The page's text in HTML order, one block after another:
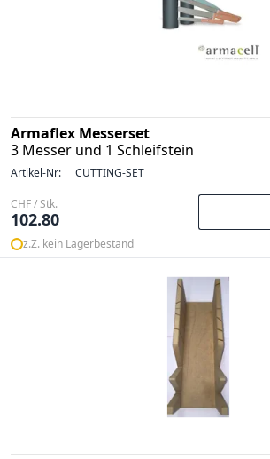
Armaflex Messerset
3 Messer und 1 Schleifstein
Artikel-Nr: CUTTING-SET
CHF / Stk.
102.80
z.Z. kein Lagerbestand